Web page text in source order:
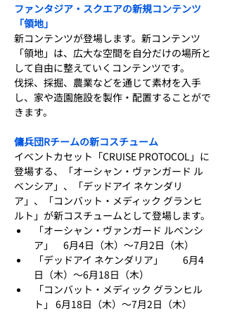
ファンタジア・スクエアの新規コンテンツ
「領地」
新コンテンツが登場します。新コンテンツ
「領地」は、広大な空間を自分だけの場所と
して自由に整えていくコンテンツです。
伐採、採掘、農業などを通じて素材を入手
し、家や造園施設を製作・配置することがで
きます。
傭兵団Rチームの新コスチューム
イベントカセット「CRUISE PROTOCOL」に
登場する、「オーシャン・ヴァンガード ル
ベンシア」、「デッドアイ ネケンダリ
ア」、「コンバット・メディック グランヒ
ルト」が新コスチュームとして登場します。
「オーシャン・ヴァンガード ルベンシ
ア」　6月4日（木）～7月2日（木）
「デッドアイ ネケンダリア」　　6月4
日（木）～6月18日（木）
「コンバット・メディック グランヒル
ト」 6月18日（木）～7月2日（木）